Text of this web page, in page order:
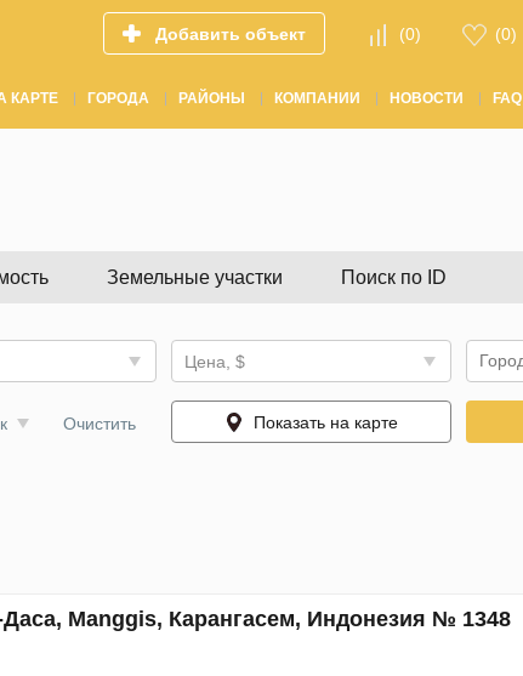
Добавить объект (0) (0)
КАРТЕ ГОРОДА РАЙОНЫ КОМПАНИИ НОВОСТИ FAQ
Земельные участки Поиск по ID
Цена, $
Очистить Показать на карте
Manggis, Карангасем, Индонезия № 1348